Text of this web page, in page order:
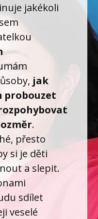
jakékoli
jak
probouzet
.
přesto
si je děti
a slepit.
sdílet
veselé